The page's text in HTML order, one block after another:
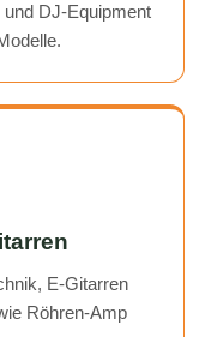
DJ-Equipment
E-Gitarren
Röhren-Amp